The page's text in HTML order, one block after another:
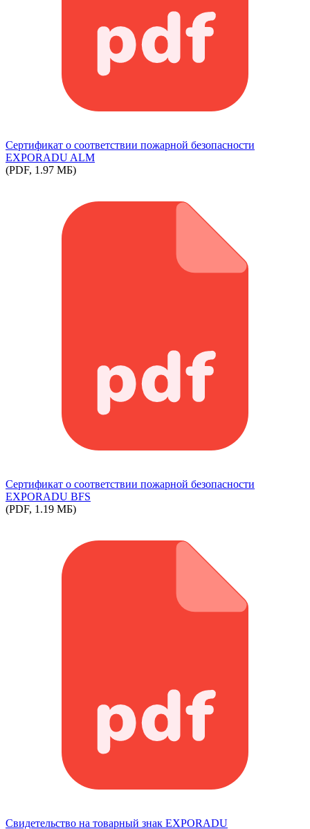
Сертификат о соответствии пожарной безопасности
EXPORADU ALM
(PDF, 1.97 МБ)
Сертификат о соответствии пожарной безопасности
EXPORADU BFS
(PDF, 1.19 МБ)
Свидетельство на товарный знак EXPORADU